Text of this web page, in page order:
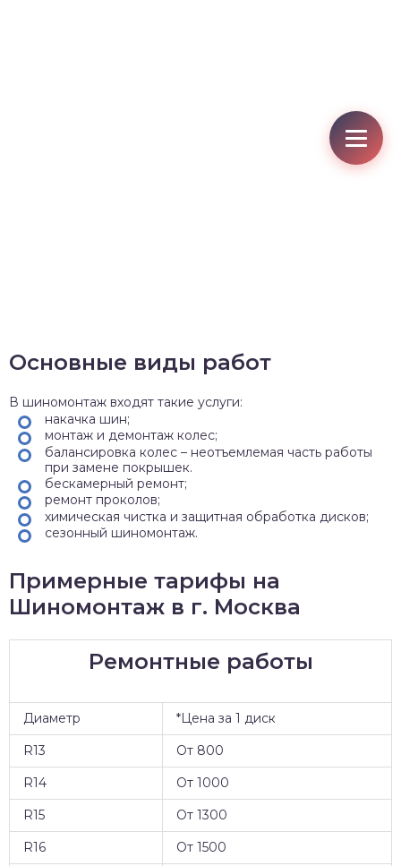
Основные виды работ
В шиномонтаж входят такие услуги:
накачка шин;
монтаж и демонтаж колес;
балансировка колес – неотъемлемая часть работы
при замене покрышек.
бескамерный ремонт;
ремонт проколов;
химическая чистка и защитная обработка дисков;
сезонный шиномонтаж.
Примерные тарифы на
Шиномонтаж в г. Москва
Ремонтные работы
Диаметр
*Цена за 1 диск
R13
От 800
R14
От 1000
R15
От 1300
R16
От 1500